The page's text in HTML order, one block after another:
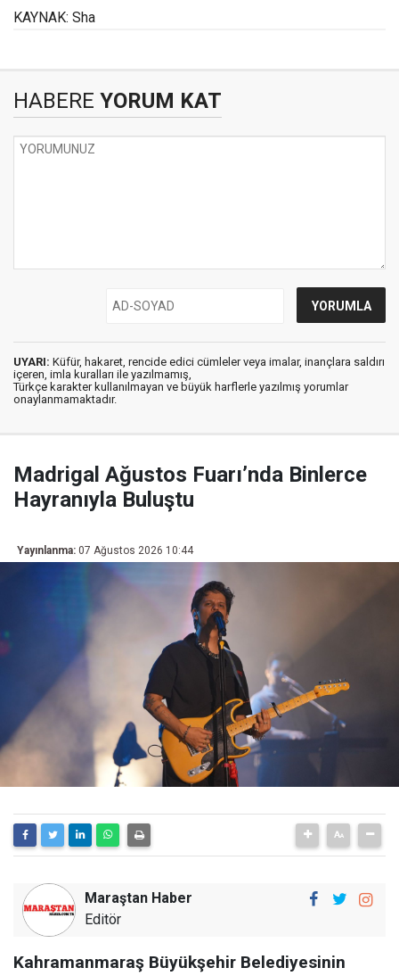
KAYNAK: Sha
HABERE YORUM KAT
UYARI: Küfür, hakaret, rencide edici cümleler veya imalar, inançlara saldırı
içeren, imla kuralları ile yazılmamış,
Türkçe karakter kullanılmayan ve büyük harflerle yazılmış yorumlar
onaylanmamaktadır.
Madrigal Ağustos Fuarı’nda Binlerce
Hayranıyla Buluştu
Yayınlanma: 07 Ağustos 2026 10:44
Maraştan Haber
Editör
Kahramanmaraş Büyükşehir Belediyesinin